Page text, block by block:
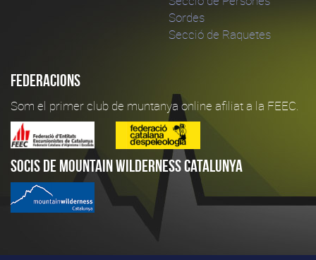
Sordes
Secció de Raquetes
Federacions
Som el primer club de muntanya online afiliat a la FEEC.
Socis de Mountain Wilderness Catalunya